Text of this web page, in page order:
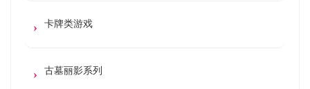
卡牌类游戏
古墓丽影系列